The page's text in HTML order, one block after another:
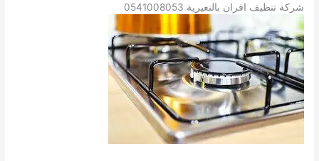
شركة تنظيف افران بالنعيرية 0541008053